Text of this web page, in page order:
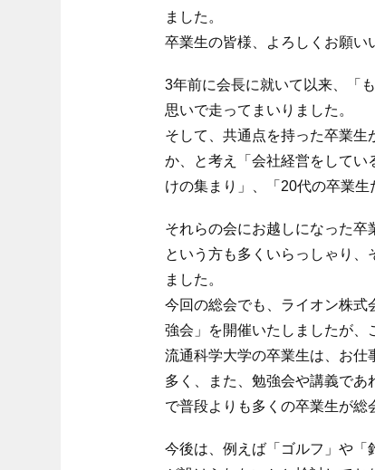
ました。
卒業生の皆様、よろしくお願い
3年前に会長に就いて以来、「
思いで走ってまいりました。
そして、共通点を持った卒業
か、と考え「会社経営をして
けの集まり」、「20代の卒業生
それらの会にお越しになった卒
という方も多くいらっしゃり、
ました。
今回の総会でも、ライオン株
強会」を開催いたしましたが、
流通科学大学の卒業生は、お
多く、また、勉強会や講義であ
で普段よりも多くの卒業生が総
今後は、例えば「ゴルフ」や「